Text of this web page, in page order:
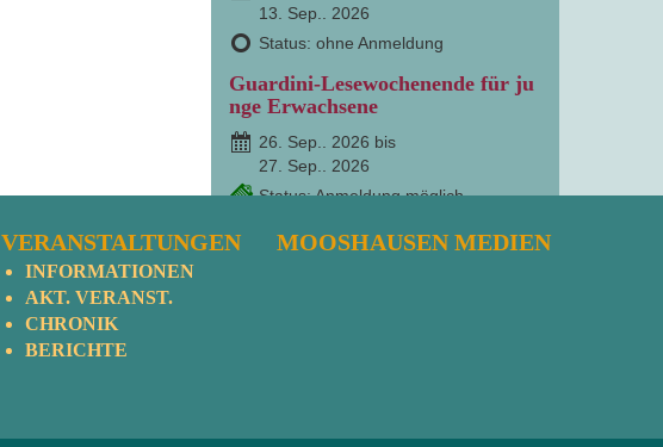
13. Sep.. 2026
Status: ohne Anmeldung
Guardini-Lesewochenende für ju
nge Erwachsene
26. Sep.. 2026 bis
27. Sep.. 2026
Status: Anmeldung möglich
Autonomie im Alter -
Vortrag und Exkursion
VERANSTALTUNGEN
INFORMATIONEN
AKT. VERANST.
CHRONIK
BERICHTE
MOOSHAUSEN MEDIEN